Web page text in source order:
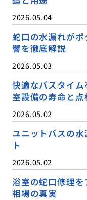
2026.05.04
蛇口の水漏れが
響を徹底解説
2026.05.03
快適なバスタイ
室設備の寿命と点
2026.05.02
ユニットバスの
ト
2026.05.02
浴室の蛇口修理
相場の真実